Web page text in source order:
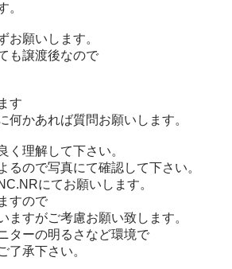
。
願いします。
も譲渡後なので
す
何かあれば質問お願いします。
理解して下さい。
ので写真にて確認して下さい。
にてお願いします。
すので
ますがご考慮お願い致します。
ターの明るさなど環境で
了承下さい。